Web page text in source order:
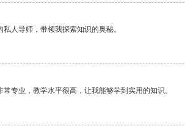
人导师，带领我探索知识的奥秘。
专业，教学水平很高，让我能够学到实用的知识。